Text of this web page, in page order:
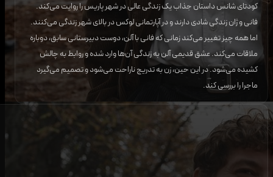
کودتای شانس داستان جذاب یک زندگی عالی در شهر پاریس را روایت می‌کند.
فانی و ژان زندگی شادی دارند و در آپارتمانی لوکس در بالای شهر زندگی می‌کنند.
اما همه چیز تغییر می‌کند زمانی که فانی با آلن، دوست دبیرستانی سابق، دوباره
ملاقات می‌کند. عشق قدیمی آلن به زندگی آن‌ها وارد شده و روابط به چالش
کشیده می‌شود. در این حین، زن به تدریج ناراحت می‌شود و تصمیم می‌گیرد
ماجرا را بررسی کند.